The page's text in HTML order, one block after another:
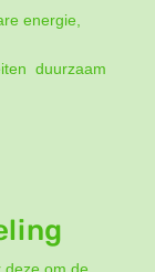
energie,
duurzaam